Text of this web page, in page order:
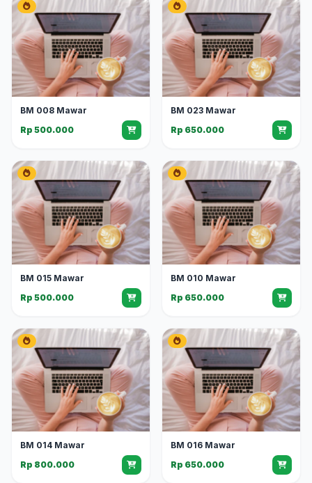
BM 008 Mawar
Rp 500.000
BM 023 Mawar
Rp 650.000
BM 015 Mawar
Rp 500.000
BM 010 Mawar
Rp 650.000
BM 014 Mawar
Rp 800.000
BM 016 Mawar
Rp 650.000